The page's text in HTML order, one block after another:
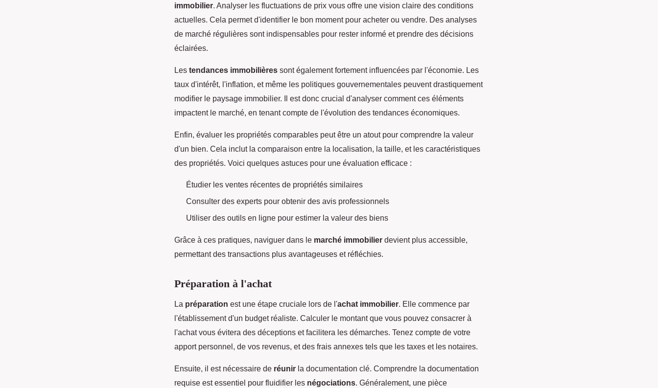
immobilier . Analyser les fluctuations de prix vous offre une vision claire des conditions
actuelles. Cela permet d'identifier le bon moment pour acheter ou vendre. Des analyses
de marché régulières sont indispensables pour rester informé et prendre des décisions
éclairées.
Les tendances immobilières sont également fortement influencées par l'économie. Les
taux d'intérêt, l'inflation, et même les politiques gouvernementales peuvent drastiquement
modifier le paysage immobilier. Il est donc crucial d'analyser comment ces éléments
impactent le marché, en tenant compte de l'évolution des tendances économiques.
Enfin, évaluer les propriétés comparables peut être un atout pour comprendre la valeur
d'un bien. Cela inclut la comparaison entre la localisation, la taille, et les caractéristiques
des propriétés. Voici quelques astuces pour une évaluation efficace :
Étudier les ventes récentes de propriétés similaires
Consulter des experts pour obtenir des avis professionnels
Utiliser des outils en ligne pour estimer la valeur des biens
Grâce à ces pratiques, naviguer dans le marché immobilier devient plus accessible,
permettant des transactions plus avantageuses et réfléchies.
Préparation à l'achat
La préparation est une étape cruciale lors de l'achat immobilier. Elle commence par
l'établissement d'un budget réaliste. Calculer le montant que vous pouvez consacrer à
l'achat vous évitera des déceptions et facilitera les démarches. Tenez compte de votre
apport personnel, de vos revenus, et des frais annexes tels que les taxes et les notaires.
Ensuite, il est nécessaire de réunir la documentation clé. Comprendre la documentation
requise est essentiel pour fluidifier les négociations. Généralement, une pièce